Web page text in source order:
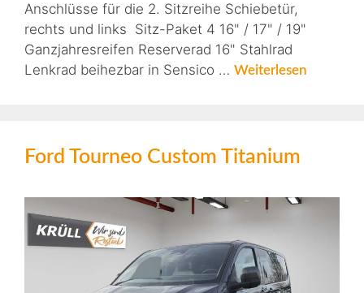
Anschlüsse für die 2. Sitzreihe Schiebetür,
rechts und links Sitz-Paket 4 16" / 17" / 19"
Ganzjahresreifen Reserverad 16" Stahlrad
Lenkrad beihezbar in Sensico … Weiterlesen
Ford Tourneo Custom Titanium